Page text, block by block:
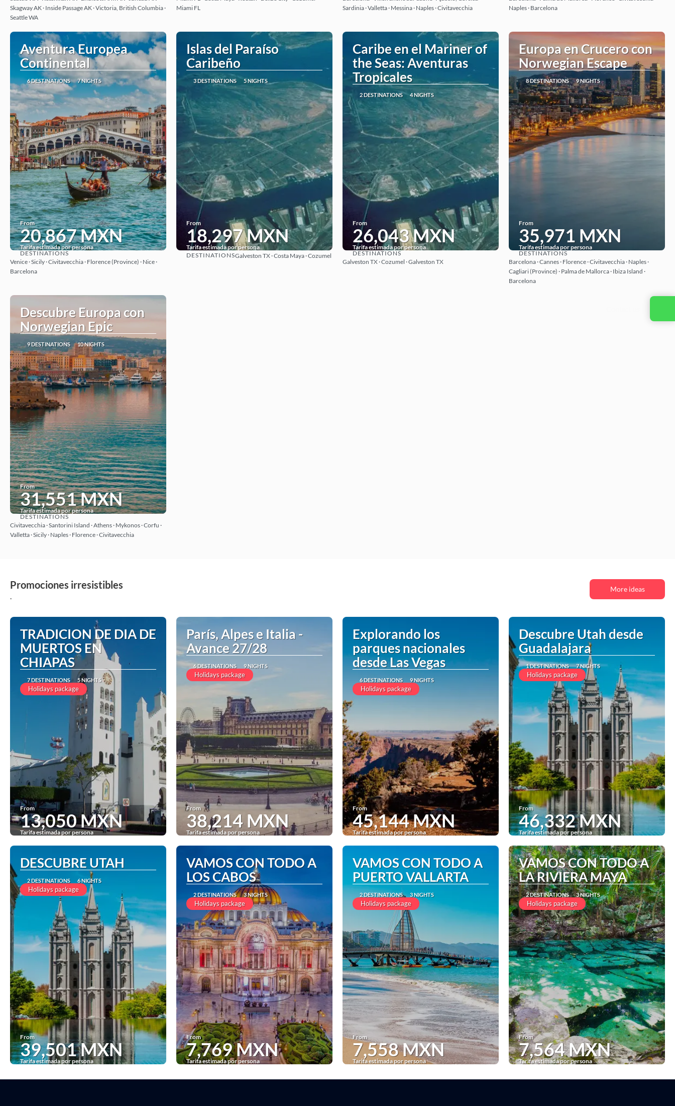
Skagway AK · Inside Passage AK · Victoria, British Columbia ·
Seattle WA
Miami FL
Sardinia · Valletta · Messina · Naples · Civitavecchia
Naples · Barcelona
Aventura Europea
Continental
6 DESTINATIONS 7 NIGHTS
From
20,867 MXN
Tarifa estimada por persona
See
DESTINATIONS
Venice · Sicily · Civitavecchia · Florence (Province) · Nice ·
Barcelona
Islas del Paraíso
Caribeño
3 DESTINATIONS 5 NIGHTS
From
18,297 MXN
Tarifa estimada por persona
See
DESTINATIONSGalveston TX · Costa Maya · Cozumel
Caribe en el Mariner of
the Seas: Aventuras
Tropicales
2 DESTINATIONS 4 NIGHTS
From
26,043 MXN
Tarifa estimada por persona
See
DESTINATIONS
Galveston TX · Cozumel · Galveston TX
Europa en Crucero con
Norwegian Escape
8 DESTINATIONS 9 NIGHTS
From
35,971 MXN
Tarifa estimada por persona
See
DESTINATIONS
Barcelona · Cannes · Florence · Civitavecchia · Naples ·
Cagliari (Province) · Palma de Mallorca · Ibiza Island ·
Barcelona
Descubre Europa con
Norwegian Epic
9 DESTINATIONS 10 NIGHTS
From
31,551 MXN
Tarifa estimada por persona
See
DESTINATIONS
Civitavecchia · Santorini Island · Athens · Mykonos · Corfu ·
Valletta · Sicily · Naples · Florence · Civitavecchia
Promociones irresistibles
.
More ideas
TRADICION DE DIA DE
MUERTOS EN
CHIAPAS
7 DESTINATIONS 5 NIGHTS
Holidays package
From
13,050 MXN
Tarifa estimada por persona
See
París, Alpes e Italia -
Avance 27/28
6 DESTINATIONS 9 NIGHTS
Holidays package
From
38,214 MXN
Tarifa estimada por persona
See
Explorando los
parques nacionales
desde Las Vegas
6 DESTINATIONS 9 NIGHTS
Holidays package
From
45,144 MXN
Tarifa estimada por persona
See
Descubre Utah desde
Guadalajara
1 DESTINATIONS 7 NIGHTS
Holidays package
From
46,332 MXN
Tarifa estimada por persona
See
DESCUBRE UTAH
2 DESTINATIONS 6 NIGHTS
Holidays package
From
39,501 MXN
Tarifa estimada por persona
VAMOS CON TODO A
LOS CABOS
2 DESTINATIONS 3 NIGHTS
Holidays package
From
7,769 MXN
Tarifa estimada por persona
VAMOS CON TODO A
PUERTO VALLARTA
2 DESTINATIONS 3 NIGHTS
Holidays package
From
7,558 MXN
Tarifa estimada por persona
VAMOS CON TODO A
LA RIVIERA MAYA
2 DESTINATIONS 3 NIGHTS
Holidays package
From
7,564 MXN
Tarifa estimada por persona